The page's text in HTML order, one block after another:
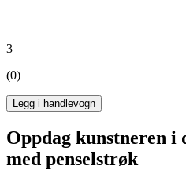
3
(0)
Legg i handlevogn
Oppdag kunstneren i
med penselstrøk